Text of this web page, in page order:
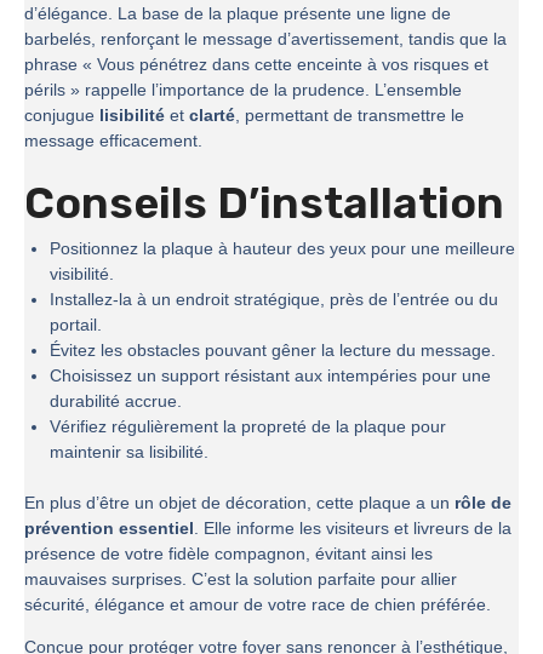
d’élégance. La base de la plaque présente une ligne de
barbelés, renforçant le message d’avertissement, tandis que la
phrase « Vous pénétrez dans cette enceinte à vos risques et
périls » rappelle l’importance de la prudence. L’ensemble
conjugue lisibilité et clarté, permettant de transmettre le
message efficacement.
Conseils D’installation
Positionnez la plaque à hauteur des yeux pour une meilleure
visibilité.
Installez-la à un endroit stratégique, près de l’entrée ou du
portail.
Évitez les obstacles pouvant gêner la lecture du message.
Choisissez un support résistant aux intempéries pour une
durabilité accrue.
Vérifiez régulièrement la propreté de la plaque pour
maintenir sa lisibilité.
En plus d’être un objet de décoration, cette plaque a un rôle de
prévention essentiel. Elle informe les visiteurs et livreurs de la
présence de votre fidèle compagnon, évitant ainsi les
mauvaises surprises. C’est la solution parfaite pour allier
sécurité, élégance et amour de votre race de chien préférée.
Conçue pour protéger votre foyer sans renoncer à l’esthétique,